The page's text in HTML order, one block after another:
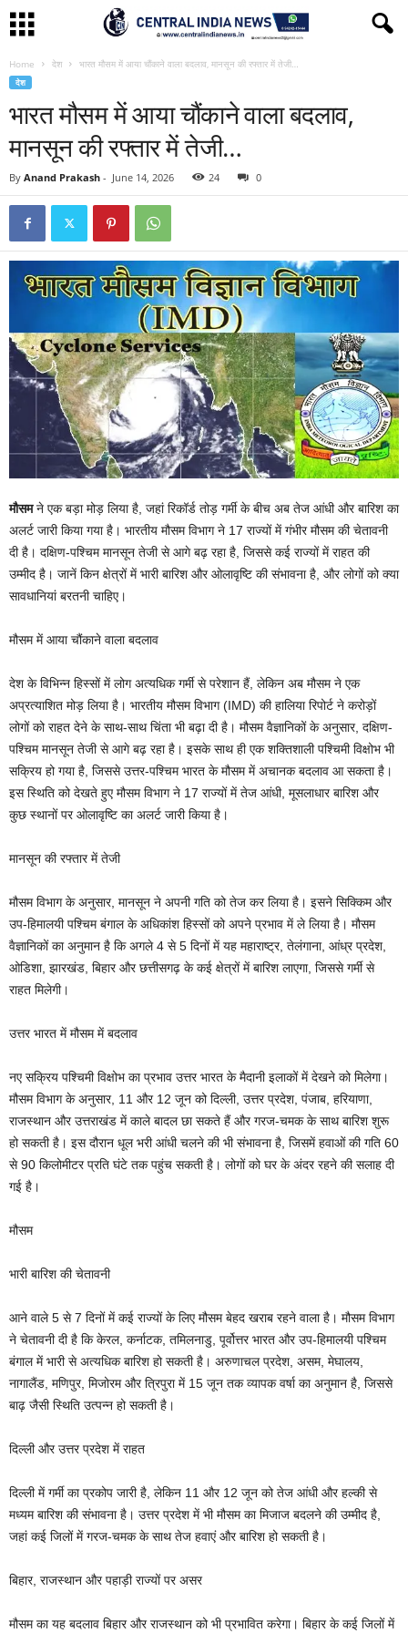
Home देश भारत मौसम में आया चौंकाने वाला बदलाव, मानसून की रफ्तार में तेजी…
देश
भारत मौसम में आया चौंकाने वाला बदलाव,
मानसून की रफ्तार में तेजी…
By Anand Prakash - June 14, 2026 24 0
मौसम ने एक बड़ा मोड़ लिया है, जहां रिकॉर्ड तोड़ गर्मी के बीच अब तेज आंधी और बारिश का
अलर्ट जारी किया गया है। भारतीय मौसम विभाग ने 17 राज्यों में गंभीर मौसम की चेतावनी
दी है। दक्षिण-पश्चिम मानसून तेजी से आगे बढ़ रहा है, जिससे कई राज्यों में राहत की
उम्मीद है। जानें किन क्षेत्रों में भारी बारिश और ओलावृष्टि की संभावना है, और लोगों को क्या
सावधानियां बरतनी चाहिए।
मौसम में आया चौंकाने वाला बदलाव
देश के विभिन्न हिस्सों में लोग अत्यधिक गर्मी से परेशान हैं, लेकिन अब मौसम ने एक
अप्रत्याशित मोड़ लिया है। भारतीय मौसम विभाग (IMD) की हालिया रिपोर्ट ने करोड़ों
लोगों को राहत देने के साथ-साथ चिंता भी बढ़ा दी है। मौसम वैज्ञानिकों के अनुसार, दक्षिण-
पश्चिम मानसून तेजी से आगे बढ़ रहा है। इसके साथ ही एक शक्तिशाली पश्चिमी विक्षोभ भी
सक्रिय हो गया है, जिससे उत्तर-पश्चिम भारत के मौसम में अचानक बदलाव आ सकता है।
इस स्थिति को देखते हुए मौसम विभाग ने 17 राज्यों में तेज आंधी, मूसलाधार बारिश और
कुछ स्थानों पर ओलावृष्टि का अलर्ट जारी किया है।
मानसून की रफ्तार में तेजी
मौसम विभाग के अनुसार, मानसून ने अपनी गति को तेज कर लिया है। इसने सिक्किम और
उप-हिमालयी पश्चिम बंगाल के अधिकांश हिस्सों को अपने प्रभाव में ले लिया है। मौसम
वैज्ञानिकों का अनुमान है कि अगले 4 से 5 दिनों में यह महाराष्ट्र, तेलंगाना, आंध्र प्रदेश,
ओडिशा, झारखंड, बिहार और छत्तीसगढ़ के कई क्षेत्रों में बारिश लाएगा, जिससे गर्मी से
राहत मिलेगी।
उत्तर भारत में मौसम में बदलाव
नए सक्रिय पश्चिमी विक्षोभ का प्रभाव उत्तर भारत के मैदानी इलाकों में देखने को मिलेगा।
मौसम विभाग के अनुसार, 11 और 12 जून को दिल्ली, उत्तर प्रदेश, पंजाब, हरियाणा,
राजस्थान और उत्तराखंड में काले बादल छा सकते हैं और गरज-चमक के साथ बारिश शुरू
हो सकती है। इस दौरान धूल भरी आंधी चलने की भी संभावना है, जिसमें हवाओं की गति 60
से 90 किलोमीटर प्रति घंटे तक पहुंच सकती है। लोगों को घर के अंदर रहने की सलाह दी
गई है।
मौसम
भारी बारिश की चेतावनी
आने वाले 5 से 7 दिनों में कई राज्यों के लिए मौसम बेहद खराब रहने वाला है। मौसम विभाग
ने चेतावनी दी है कि केरल, कर्नाटक, तमिलनाडु, पूर्वोत्तर भारत और उप-हिमालयी पश्चिम
बंगाल में भारी से अत्यधिक बारिश हो सकती है। अरुणाचल प्रदेश, असम, मेघालय,
नागालैंड, मणिपुर, मिजोरम और त्रिपुरा में 15 जून तक व्यापक वर्षा का अनुमान है, जिससे
बाढ़ जैसी स्थिति उत्पन्न हो सकती है।
दिल्ली और उत्तर प्रदेश में राहत
दिल्ली में गर्मी का प्रकोप जारी है, लेकिन 11 और 12 जून को तेज आंधी और हल्की से
मध्यम बारिश की संभावना है। उत्तर प्रदेश में भी मौसम का मिजाज बदलने की उम्मीद है,
जहां कई जिलों में गरज-चमक के साथ तेज हवाएं और बारिश हो सकती है।
बिहार, राजस्थान और पहाड़ी राज्यों पर असर
मौसम का यह बदलाव बिहार और राजस्थान को भी प्रभावित करेगा। बिहार के कई जिलों में